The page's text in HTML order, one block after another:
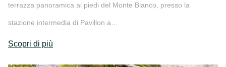
terrazza panoramica ai piedi del Monte Bianco, presso la
stazione intermedia di Pavillon a…
Scopri di più